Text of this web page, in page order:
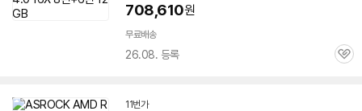
708,610원
무료배송
26.08. 등록
관
11번가